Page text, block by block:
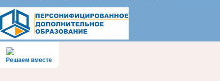
Решаем вместе